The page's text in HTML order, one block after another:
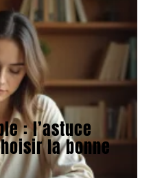
: l’astuce
la bonne